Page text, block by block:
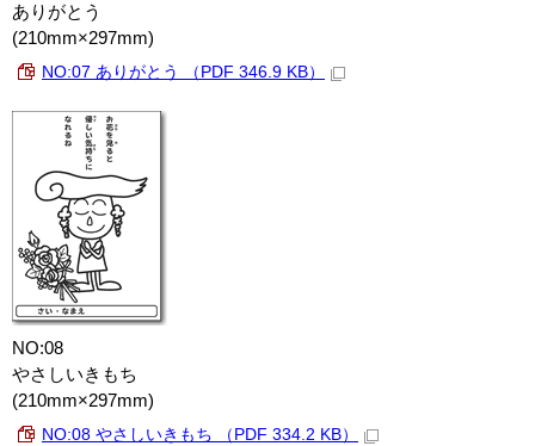
ありがとう
(210mm×297mm)
NO:07 ありがとう （PDF 346.9 KB）
NO:08
やさしいきもち
(210mm×297mm)
NO:08 やさしいきもち （PDF 334.2 KB）